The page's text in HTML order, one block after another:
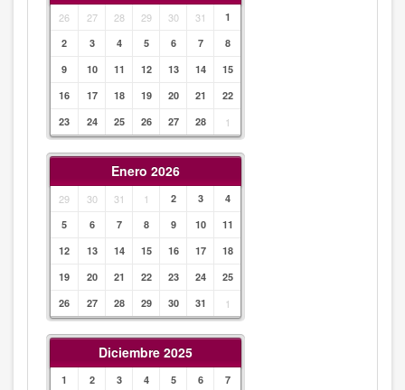
26 27 28 29 30 31
1
2
3 4 5 6 7
8
9
10 11 12 13 14
15
16
17 18 19 20 21
22
23
24 25 26 27 28 1
Enero 2026
29 30 31 1 2 3
4
5
6 7 8 9 10
11
12
13 14 15 16 17
18
19
20 21 22 23 24
25
26
27 28 29 30 31 1
Diciembre 2025
1 2 3 4 5 6
7